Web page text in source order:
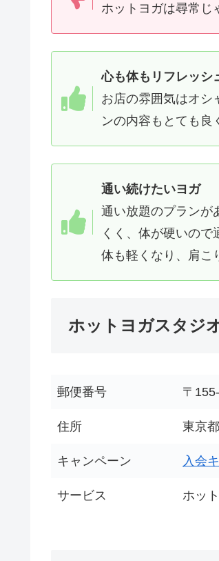
ホットヨガは尋常
心も体もリフレッシ
お店の雰囲気はオシ
ンの内容もとても
通い続けたいヨガ
通い放題のプランが
くく、体が硬いので
体も軽くなり、肩
ホットヨガスタジ
郵便番号 〒
住所 東京
キャンペーン 入会
サービス ホッ